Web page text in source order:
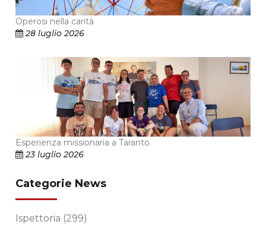
Operosi nella carità
28 luglio 2026
Esperienza missionaria a Taranto
23 luglio 2026
Categorie News
Ispettoria (299)